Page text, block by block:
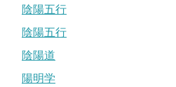
陰陽五行
陰陽五行
陰陽道
陽明学